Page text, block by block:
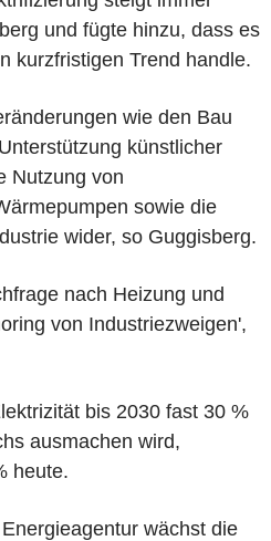
und fügte hinzu, dass es
kurzfristigen Trend handle.
wie den Bau
künstlicher
Nutzung von
sowie die
wider, so Guggisberg.
nach Heizung und
von Industriezweigen',
bis 2030 fast 30 %
ausmachen wird,
heute.
wächst die